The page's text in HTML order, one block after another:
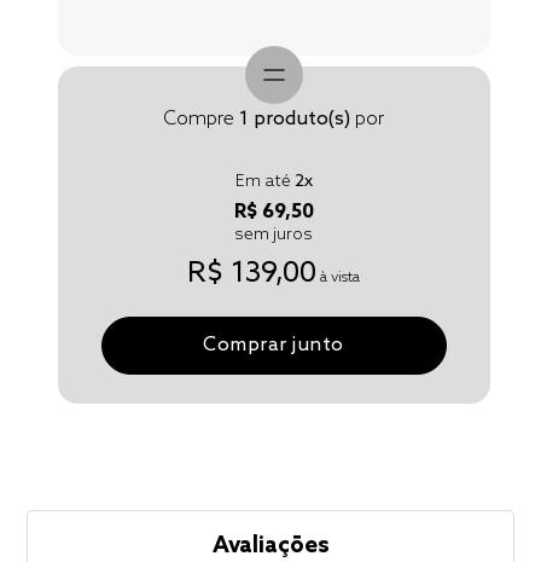
Compre 1 produto(s) por
Em até 2x
R$ 69,50
sem juros
R$ 139,00 à vista
Comprar junto
Avaliações